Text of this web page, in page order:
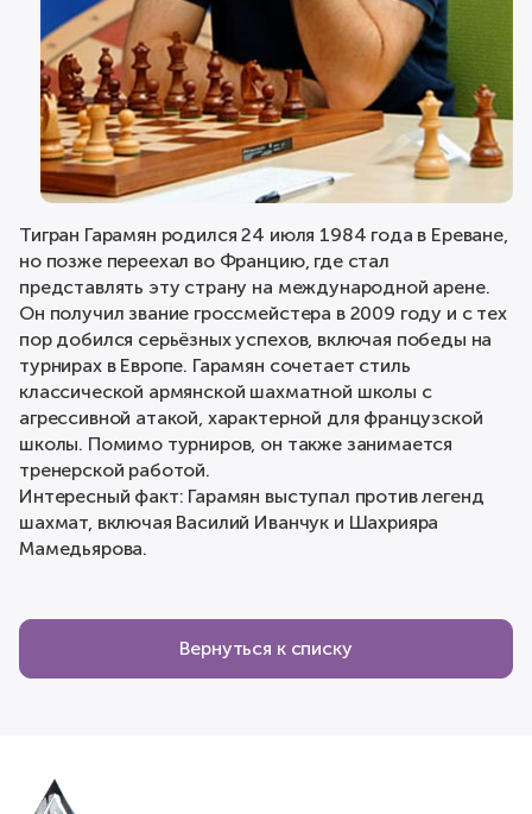
Тигран Гарамян родился 24 июля 1984 года в Ереване,
но позже переехал во Францию, где стал
представлять эту страну на международной арене.
Он получил звание гроссмейстера в 2009 году и с тех
пор добился серьёзных успехов, включая победы на
турнирах в Европе. Гарамян сочетает стиль
классической армянской шахматной школы с
агрессивной атакой, характерной для французской
школы. Помимо турниров, он также занимается
тренерской работой.
Интересный факт: Гарамян выступал против легенд
шахмат, включая Василий Иванчук и Шахрияра
Мамедьярова.
Вернуться к списку